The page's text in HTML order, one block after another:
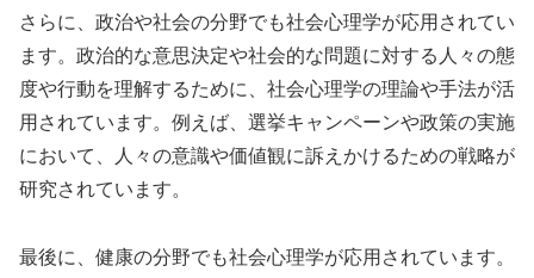
さらに、政治や社会の分野でも社会心理学が応用されてい
ます。政治的な意思決定や社会的な問題に対する人々の態
度や行動を理解するために、社会心理学の理論や手法が活
用されています。例えば、選挙キャンペーンや政策の実施
において、人々の意識や価値観に訴えかけるための戦略が
研究されています。
最後に、健康の分野でも社会心理学が応用されています。